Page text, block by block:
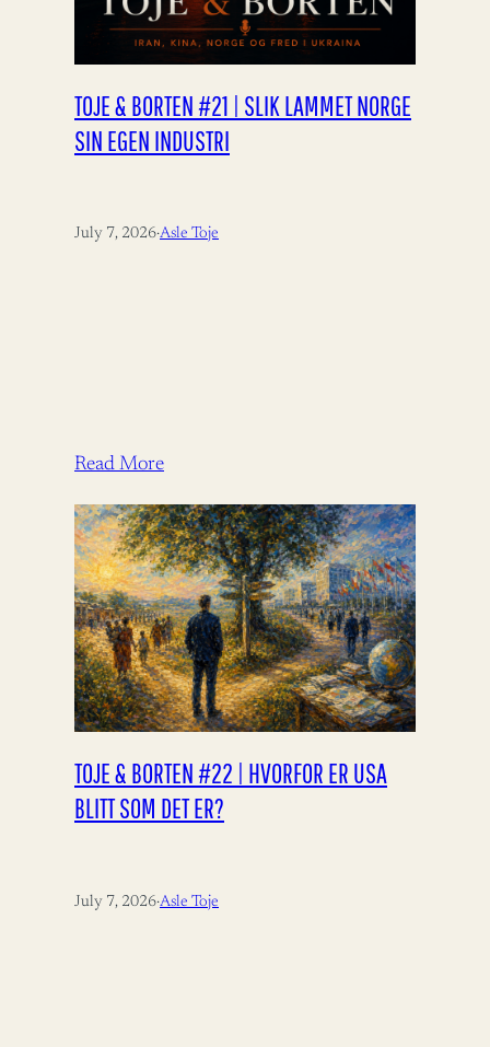
TOJE & BORTEN #21 | SLIK LAMMET NORGE
SIN EGEN INDUSTRI
July 7, 2026·Asle Toje
Read More
TOJE & BORTEN #22 | HVORFOR ER USA
BLITT SOM DET ER?
July 7, 2026·Asle Toje